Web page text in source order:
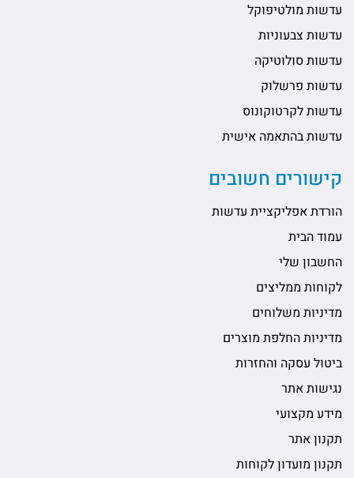
עדשות מולטיפוקל
עדשות צבעוניות
עדשות סולוטיקה
עדשות פרשלוק
עדשות לקרטוקונוס
עדשות בהתאמה אישית
קישורים חשובים
הורדת אפליקציית עדשות
עמוד הבית
החשבון שלי
לקוחות ממליצים
מדיניות משלוחים
מדיניות החלפת מוצרים
ביטול עסקה והחזרות
נגישות אתר
מידע מקצועי
תקנון אתר
תקנון מועדון לקוחות